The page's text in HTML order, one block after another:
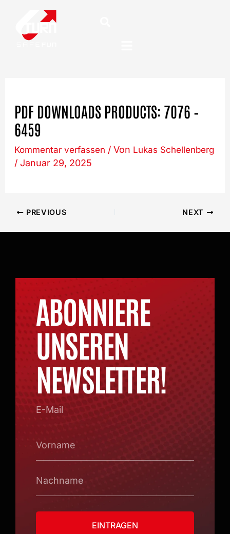
springen
PDF DOWNLOADS PRODUCTS: 7076 –
6459
Kommentar verfassen / Von Lukas Schellenberg
/ Januar 29, 2025
navigation
PREVIOUS NEXT
ABONNIERE
UNSEREN
NEWSLETTER!
E-
Mail
EINTRAGEN